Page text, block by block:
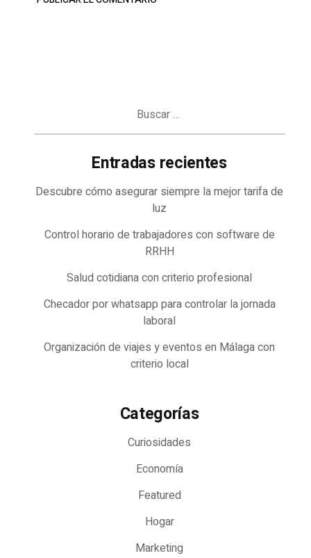
Entradas recientes
Descubre cómo asegurar siempre la mejor tarifa de
luz
Control horario de trabajadores con software de
RRHH
Salud cotidiana con criterio profesional
Checador por whatsapp para controlar la jornada
laboral
Organización de viajes y eventos en Málaga con
criterio local
Categorías
Curiosidades
Economía
Featured
Hogar
Marketing